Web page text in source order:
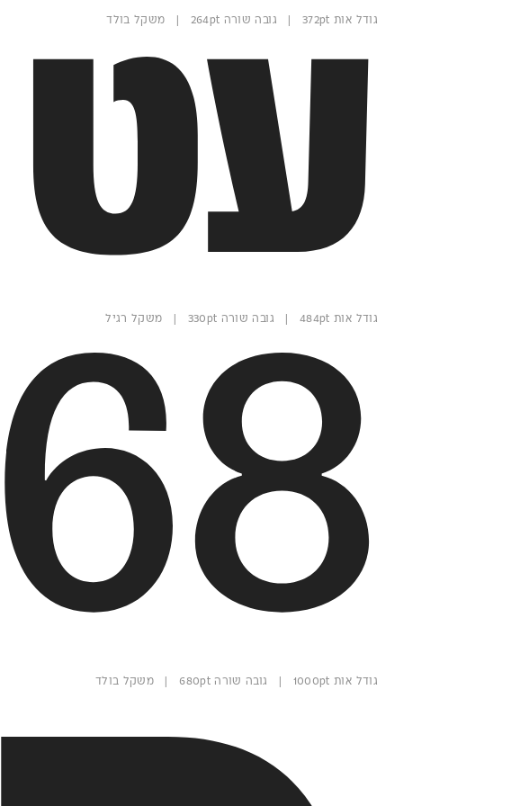
גודל אות 372pt | גובה שורה 264pt | משקל בולד
עט
גודל אות 484pt | גובה שורה 330pt | משקל רגיל
68
גודל אות 1000pt | גובה שורה 680pt | משקל בולד